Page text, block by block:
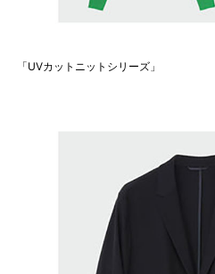
「UVカットニットシリーズ」